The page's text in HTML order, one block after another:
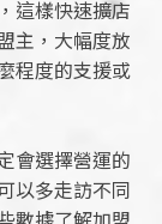
這樣快速擴店
主，大幅度放
程度的支援或
會選擇營運的
以多走訪不同